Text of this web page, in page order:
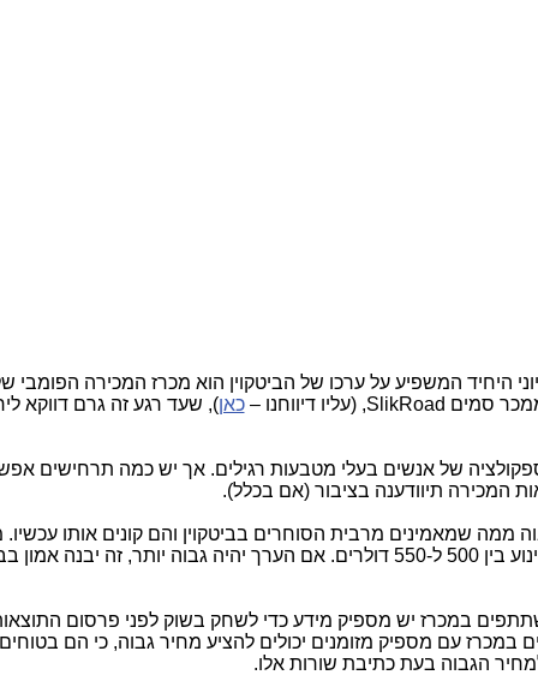
היחיד המשפיע על ערכו של הביטקוין הוא מכרז המכירה
SlikRoad, (עליו דיווחנו –כאן), שעד רגע זה גרם דווקא
של אנשים בעלי מטבעות רגילים. אך יש כמה תרחישים
המכירה תיוודענה בציבור (אם בכלל).
ממה שמאמינים מרבית הסוחרים בביטקוין והם קונים אותו
האנשים סבורים, שמחיר הביטקוין במכרז ינוע בין 500 ל-550 דולרים. אם הערך יהיה גבוה יותר, זה יבנה
במכרז יש מספיק מידע כדי לשחק בשוק לפני פרסום
ביטקוין, משתתפים במכרז עם מספיק מזומנים יכולים להציע מחיר גבוה, כי הם
הגבוה בעת כתיבת שורות אלו.